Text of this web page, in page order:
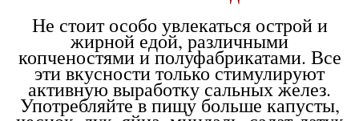
Не стоит особо увлекаться острой и
жирной едой, различными
копченостями и полуфабрикатами. Все
эти вкусности только стимулируют
активную выработку сальных желез.
Употребляйте в пищу больше капусты,